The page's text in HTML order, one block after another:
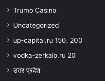
Trumo Casino
Uncategorized
up-capital.ru 150, 200
vodka-zerkalo.ru 20
उत्तर प्रदेश